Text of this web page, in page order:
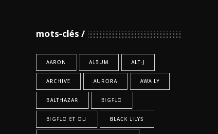
mots-clés
AARON ALBUM ALT-J
ARCHIVE AURORA AWA LY
BALTHAZAR BIGFLO
BIGFLO ET OLI BLACK LILYS